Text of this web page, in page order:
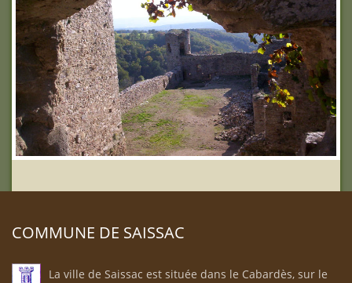
COMMUNE DE SAISSAC
La ville de Saissac est située dans le Cabardès, sur le